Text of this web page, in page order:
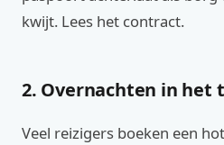
kwijt. Lees het contract.
2. Overnachten in het
Veel reizigers boeken een